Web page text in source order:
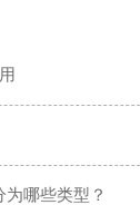
哪些类型？